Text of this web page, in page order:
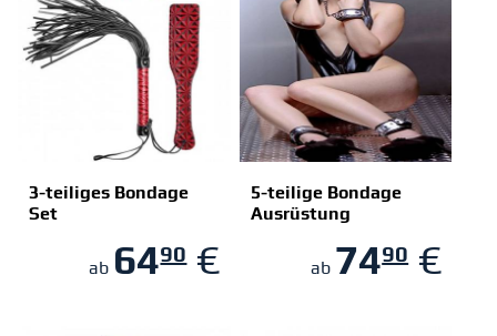
3-teiliges Bondage
Set
ab 6490€
5-teilige Bondage
Ausrüstung
ab 7490€